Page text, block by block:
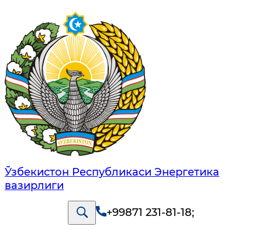
Ўзбекистон Республикаси Энергетика
вазирлиги
+99871 231-81-18;